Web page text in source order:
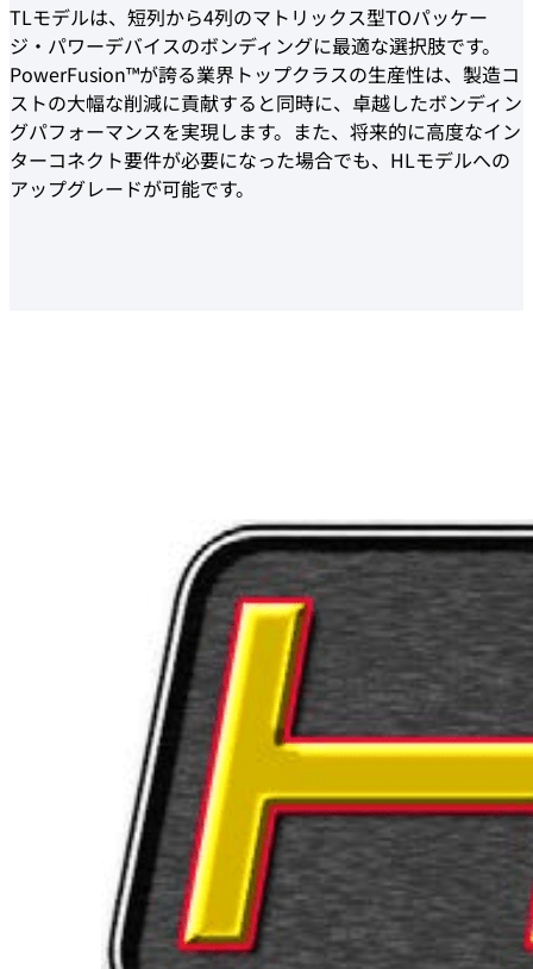
TLモデルは、短列から4列のマトリックス型TOパッケー
ジ・パワーデバイスのボンディングに最適な選択肢です。
PowerFusion™が誇る業界トップクラスの生産性は、製造コ
ストの大幅な削減に貢献すると同時に、卓越したボンディン
グパフォーマンスを実現します。また、将来的に高度なイン
ターコネクト要件が必要になった場合でも、HLモデルへの
アップグレードが可能です。